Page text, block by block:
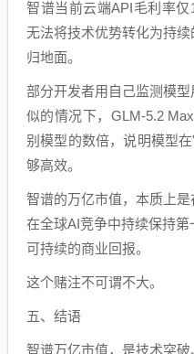
智谱当前云端API毛利率
无法将技术优势转化为持
归地面。
部分开发者用自己监测模
似的情况下，GLM-5.2
别模型的数倍，说明模型
够高效。
智谱的万亿市值，本质上
在全球AI竞争中持续保持
可持续的商业回报。
这个赌注不可谓不大。
五、结语
智谱万亿市值，是技术突